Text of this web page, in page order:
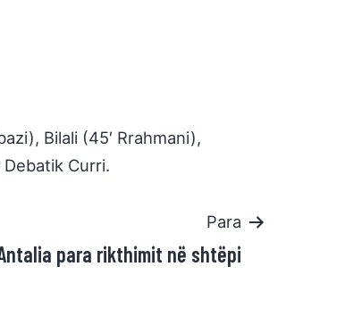
Bilali (45′ Rrahmani),
Debatik Curri.
Para
para rikthimit në shtëpi